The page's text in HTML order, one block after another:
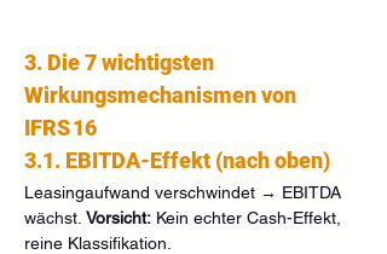
3. Die 7 wichtigsten
Wirkungsmechanismen von
IFRS 16
3.1. EBITDA-Effekt (nach oben)
Leasingaufwand verschwindet → EBITDA
wächst. Vorsicht: Kein echter Cash-Effekt,
reine Klassifikation.